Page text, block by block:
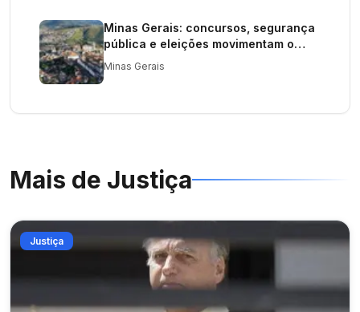
Minas Gerais: concursos, segurança
pública e eleições movimentam o
estado
Minas Gerais
Mais de Justiça
Justiça